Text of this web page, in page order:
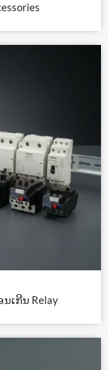
ນເກີນ Relay